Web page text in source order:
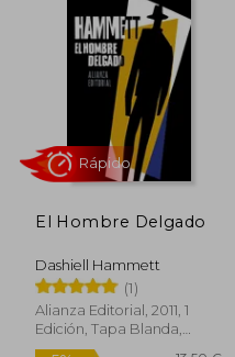
dcto.
El Hombre Delgado
Dashiell Hammett
(1)
Alianza Editorial, 2011, 1
Edición, Tapa Blanda,
Nuevo